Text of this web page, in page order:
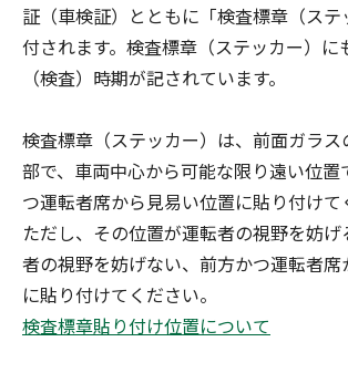
証（車検証）とともに「検査標章（ス
付されます。検査標章（ステッカー）に
（検査）時期が記されています。
検査標章（ステッカー）は、前面ガラス
部で、車両中心から可能な限り遠い位置
つ運転者席から見易い位置に貼り付けて
ただし、その位置が運転者の視野を妨
者の視野を妨げない、前方かつ運転者席
に貼り付けてください。
検査標章貼り付け位置について